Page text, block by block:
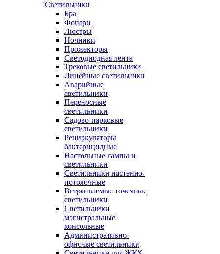
Светильники
Бра
Фонари
Люстры
Ночники
Прожекторы
Светодиодная лента
Трековые светильники
Линейные светильники
Аварийные
светильники
Переносные
светильники
Садово-парковые
светильники
Рециркуляторы
бактерицидные
Настольные лампы и
светильники
Светильники настенно-
потолочные
Встраиваемые точечные
светильники
Светильники
магистральные
консольные
Административно-
офисные светильники